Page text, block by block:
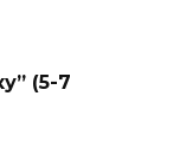
(5-7